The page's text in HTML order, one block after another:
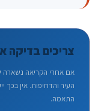
צריכים בדיקה
אם אחרי הקריאה
העיר והדחיפות. אין
התאמה.